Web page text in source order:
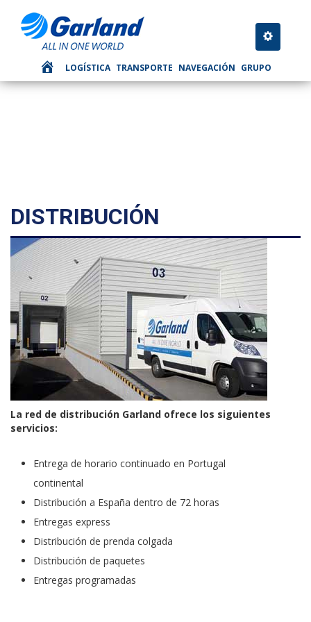
Toggle
LOGÍSTICA TRANSPORTE NAVEGACIÓN GRUPO
LOGÍSTICA
DISTRIBUCIÓN
La red de distribución Garland ofrece los siguientes
servicios:
Entrega de horario continuado en Portugal
continental
Distribución a España dentro de 72 horas
Entregas express
Distribución de prenda colgada
Distribución de paquetes
Entregas programadas